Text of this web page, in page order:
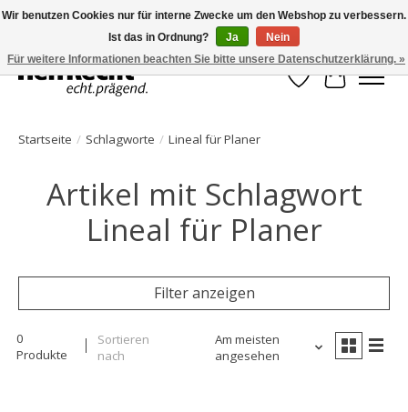
HelfRecht-Planer | Jahresaktualisierungen | Zubehör
Wunschzettel
Ihr
Startseite / Schlagworte / Lineal für Planer
Artikel mit Schlagwort
Lineal für Planer
Filter anzeigen
0
Produkte
Sortieren
nach
Am meisten
angesehen
Wir benutzen Cookies nur für interne Zwecke um den Webshop zu verbessern.
Ist das in Ordnung?
Ja
Nein
Für weitere Informationen beachten Sie bitte unsere Datenschutzerklärung. »